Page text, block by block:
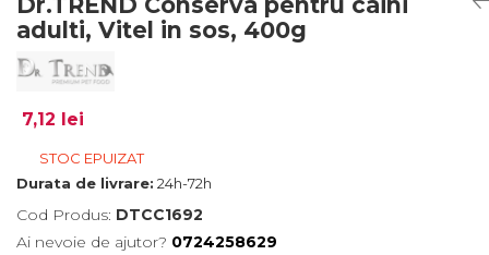
adulti, Vitel in sos, 400g
7,12 lei
STOC EPUIZAT
Durata de livrare: 24h-72h
Cod Produs: DTCC1692
Ai nevoie de ajutor? 0724258629